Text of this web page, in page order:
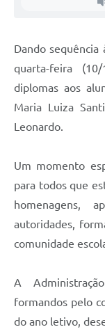
Arquivos de
Lei de Acesso a
Editais
Modelos
Fala Cidadão
Nota Fiscal Eletrônica
A Prefeitura
Contratos
Dando
quarta-feira
diplomas aos
Maria Luiza
Leonardo.
Um momento
para todos que
homenagens,
autoridades,
comunidade
A
formandos pelo
do ano letivo,